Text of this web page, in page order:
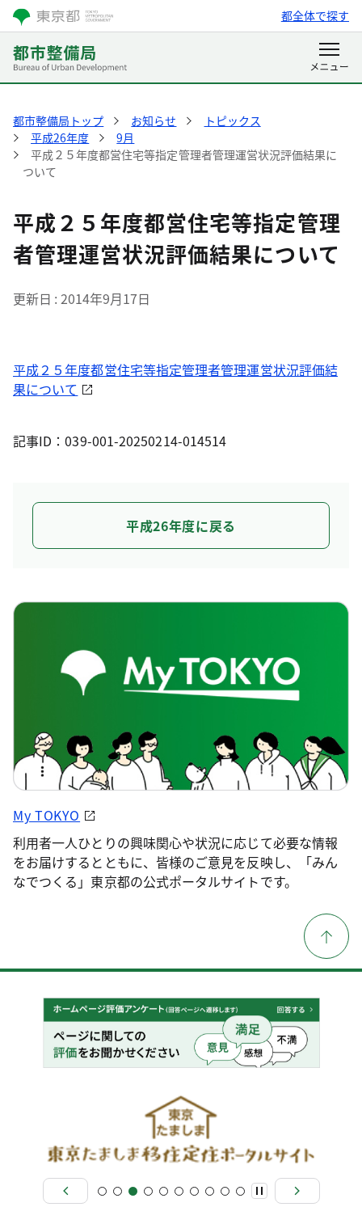
都全体で探す
都市整備局トップ お知らせ
トピックス
平成26年度
9月
平成２５年度都営住宅等指定管理者管理運営状況評価結果に
ついて
平成２５年度都営住宅等指定管理
者管理運営状況評価結果について
更新日 2014年9月17日
平成２５年度都営住宅等指定管理者管理運営状況評価結
果について
記事ID：039-001-20250214-014514
平成26年度に戻る
My TOKYO
利用者一人ひとりの興味関心や状況に応じて必要な情報
をお届けするとともに、皆様のご意見を反映し、「みん
なでつくる」東京都の公式ポータルサイトです。